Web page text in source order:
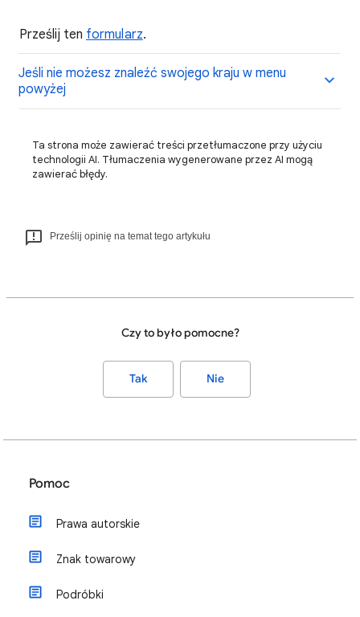
Prześlij ten formularz.
Jeśli nie możesz znaleźć swojego kraju w menu
powyżej
Ta strona może zawierać treści przetłumaczone przy użyciu
technologii AI. Tłumaczenia wygenerowane przez AI mogą
zawierać błędy.
Prześlij opinię na temat tego artykułu
Czy to było pomocne?
Tak Nie
Pomoc
Prawa autorskie
Znak towarowy
Podróbki